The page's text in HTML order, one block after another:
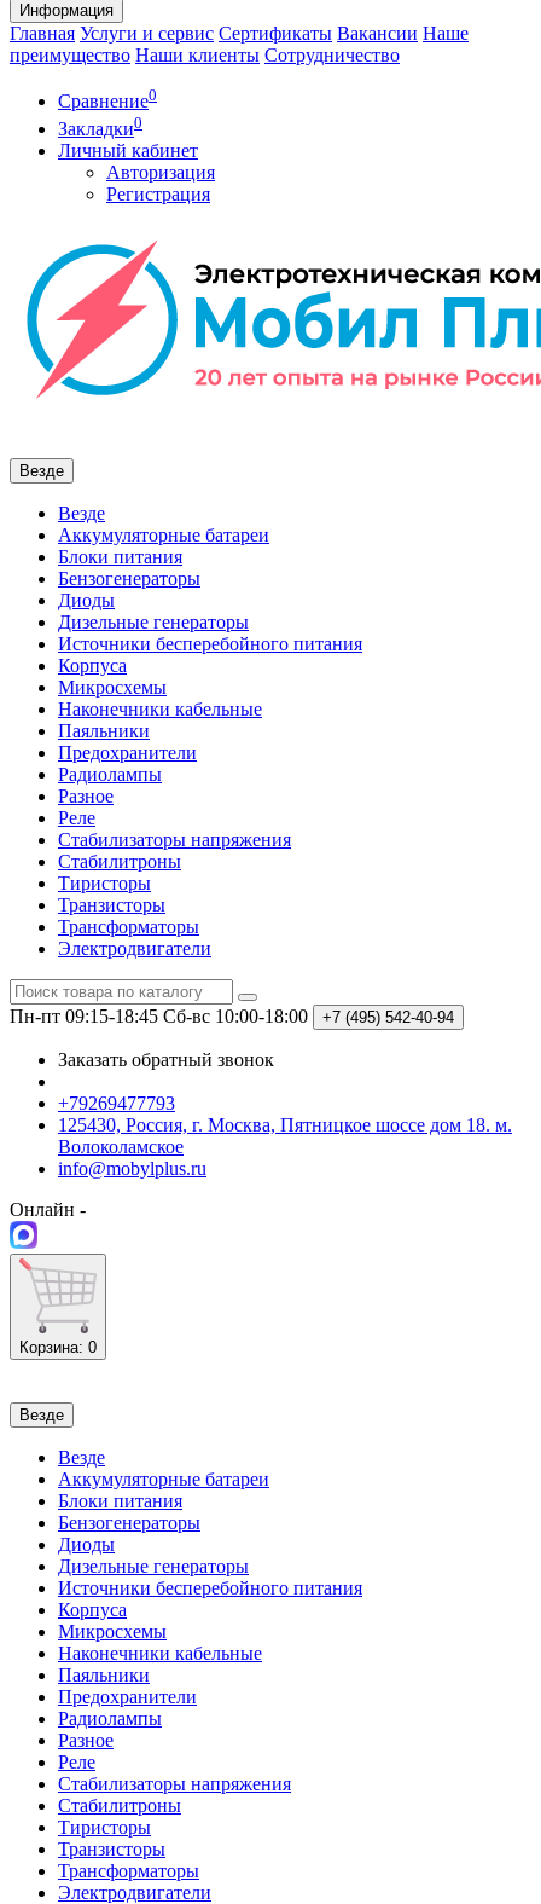
Информация
Главная Услуги и сервис Сертификаты Вакансии Наше
преимущество Наши клиенты Сотрудничество
Сравнение0
Закладки0
Личный кабинет
Авторизация
Регистрация
Везде
Везде
Аккумуляторные батареи
Блоки питания
Бензогенераторы
Диоды
Дизельные генераторы
Источники бесперебойного питания
Корпуса
Микросхемы
Наконечники кабельные
Паяльники
Предохранители
Радиолампы
Разное
Реле
Стабилизаторы напряжения
Стабилитроны
Тиристоры
Транзисторы
Трансформаторы
Электродвигатели
Пн-пт 09:15-18:45 Сб-вс 10:00-18:00 +7 (495) 542-40-94
Заказать обратный звонок
+79269477793
125430, Россия, г. Москва, Пятницкое шоссе дом 18. м.
Волоколамское
info@mobylplus.ru
Онлайн -
Корзина: 0
Везде
Везде
Аккумуляторные батареи
Блоки питания
Бензогенераторы
Диоды
Дизельные генераторы
Источники бесперебойного питания
Корпуса
Микросхемы
Наконечники кабельные
Паяльники
Предохранители
Радиолампы
Разное
Реле
Стабилизаторы напряжения
Стабилитроны
Тиристоры
Транзисторы
Трансформаторы
Электродвигатели